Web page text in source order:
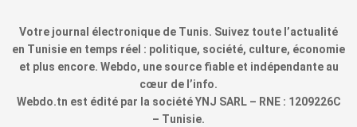
Votre journal électronique de Tunis. Suivez toute l’actualité
en Tunisie en temps réel : politique, société, culture, économie
et plus encore. Webdo, une source fiable et indépendante au
cœur de l’info.
Webdo.tn est édité par la société YNJ SARL – RNE : 1209226C
– Tunisie.